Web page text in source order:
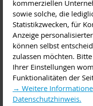
kommerziellen
sowie solche, die
Statistikzwecken, für
Anzeige
können selbst
zulassen möchten.
Ihrer Einstellungen
Funktionalitäten der
→ Weitere
Datenschutzhinweis.
Kosten: 5,- €
Uhrzeit: 11:00 Uhr
Ort:
Infos:
Kleinheubach, 09371-
Kreis Miltenberg
Stadt Miltenberg:
Schattenseiten einer
Diese Führung befasst